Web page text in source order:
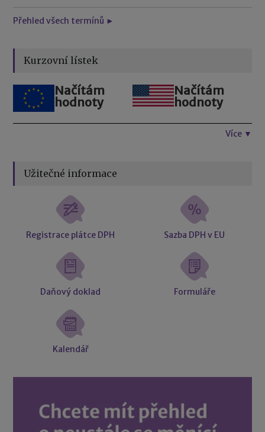
Přehled všech termínů ►
Kurzovní lístek
Načítám
hodnoty
Načítám
hodnoty
Více ▼
Užitečné informace
Registrace plátce DPH Sazba DPH v EU
Daňový doklad Formuláře
Kalendář